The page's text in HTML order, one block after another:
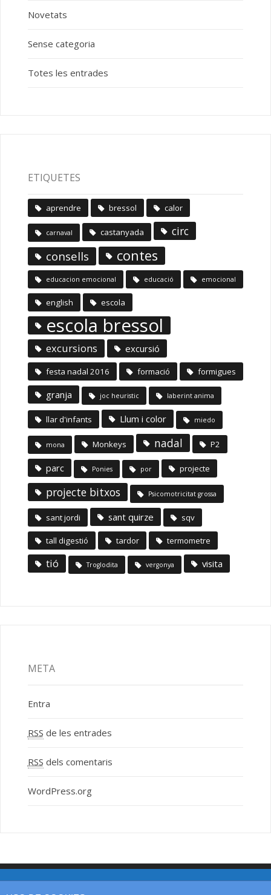
Novetats
Sense categoria
Totes les entrades
ETIQUETES
aprendre bressol calor
carnaval castanyada circ
consells contes
educacion emocional educació emocional
english escola
escola bressol
excursions excursió
festa nadal 2016 formació formigues
granja joc heuristic laberint anima
llar d'infants Llum i color miedo
mona Monkeys nadal P2
parc Ponies por projecte
projecte bitxos Psicomotricitat grossa
sant jordi sant quirze sqv
tall digestió tardor termometre
tió Troglodita vergonya visita
META
Entra
RSS de les entrades
RSS dels comentaris
WordPress.org